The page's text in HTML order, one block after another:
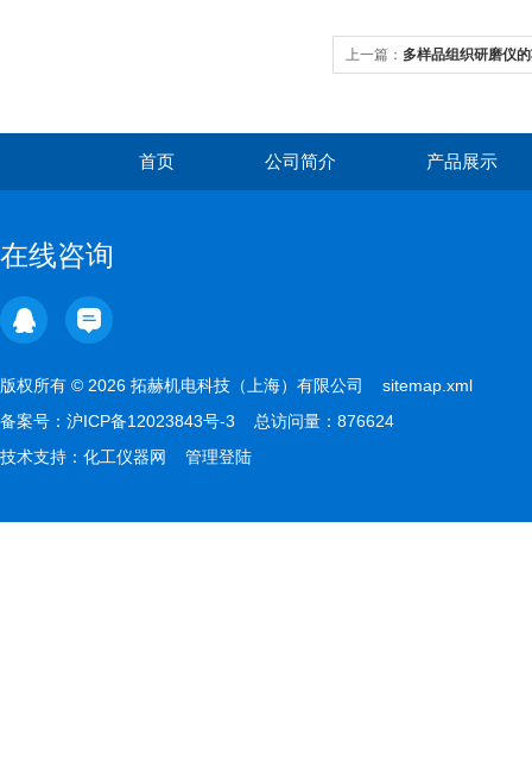
上一篇： 多样品组织研磨仪
首页 公司简介 产品展示
在线咨询
版权所有 © 2026 拓赫机电科技（上海）有限公司 sitemap.xml
备案号： 沪ICP备12023843号-3 总访问量：876624
技术支持： 化工仪器网 管理登陆